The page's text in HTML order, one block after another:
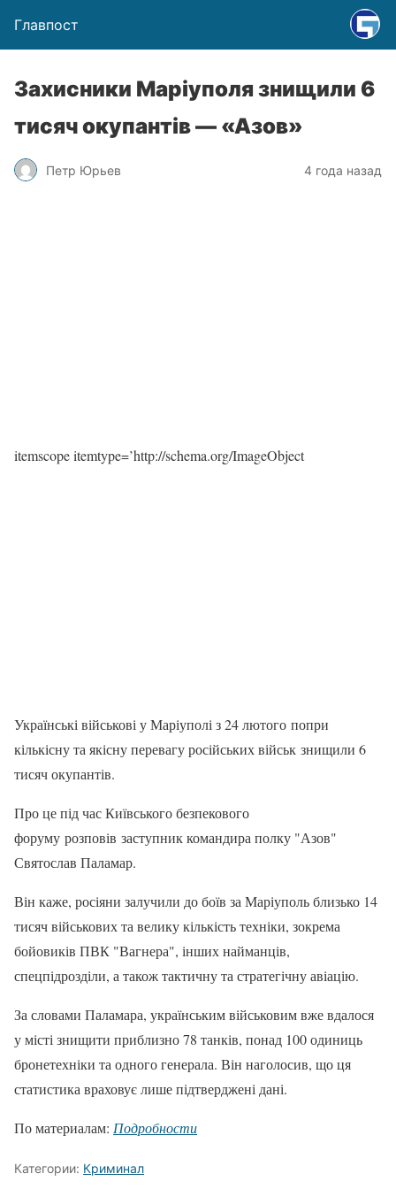
Главпост
Захисники Маріуполя знищили 6
тисяч окупантів — «Азов»
Петр Юрьев 4 года назад
itemscope itemtype=’http://schema.org/ImageObject
Українські військові у Маріуполі з 24 лютого попри
кількісну та якісну перевагу російських військ знищили 6
тисяч окупантів.
Про це під час Київського безпекового
форуму розповів заступник командира полку "Азов"
Святослав Паламар.
Він каже, росіяни залучили до боїв за Маріуполь близько 14
тисяч військових та велику кількість техніки, зокрема
бойовиків ПВК "Вагнера", інших найманців,
спецпідрозділи, а також тактичну та стратегічну авіацію.
За словами Паламара, українським військовим вже вдалося
у місті знищити приблизно 78 танків, понад 100 одиниць
бронетехніки та одного генерала. Він наголосив, що ця
статистика враховує лише підтверджені дані.
По материалам: Подробности
Категории: Криминал